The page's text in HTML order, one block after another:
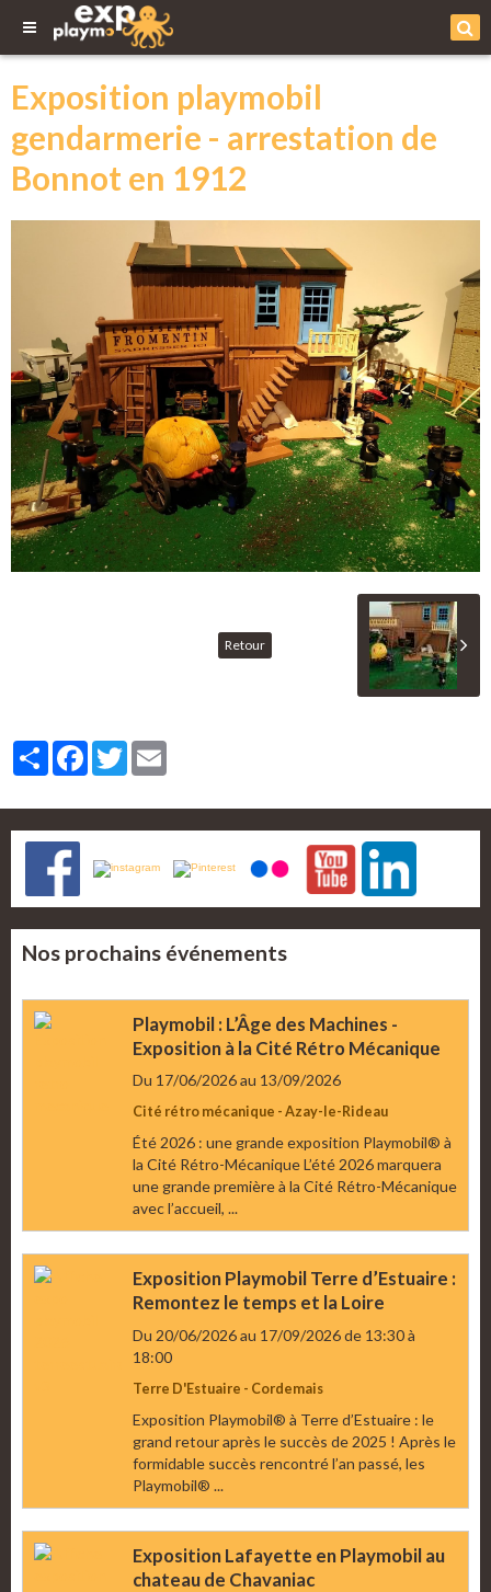
Exposition playmobil
gendarmerie - arrestation de
Bonnot en 1912
Retour
PartagerFacebook
Twitter
Nos prochains événements
Playmobil : L’Âge des Machines -
Exposition à la Cité Rétro Mécanique
Du 17/06/2026au 13/09/2026
Cité rétro mécanique - Azay-le-Rideau
Été 2026 : une grande exposition Playmobil® à
la Cité Rétro-Mécanique L’été 2026 marquera
une grande première à la Cité Rétro-Mécanique
avec l’accueil, ...
Exposition Playmobil Terre d’Estuaire :
Remontez le temps et la Loire
Du 20/06/2026au 17/09/2026de 13:30à
18:00
Terre D'Estuaire - Cordemais
Exposition Playmobil® à Terre d’Estuaire : le
grand retour après le succès de 2025 ! Après le
formidable succès rencontré l’an passé, les
Playmobil® ...
Exposition Lafayette en Playmobil au
chateau de Chavaniac